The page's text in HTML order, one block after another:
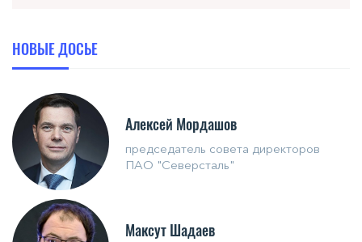
НОВЫЕ ДОСЬЕ
Алексей Мордашов
председатель совета директоров
ПАО "Северсталь"
Максут Шадаев